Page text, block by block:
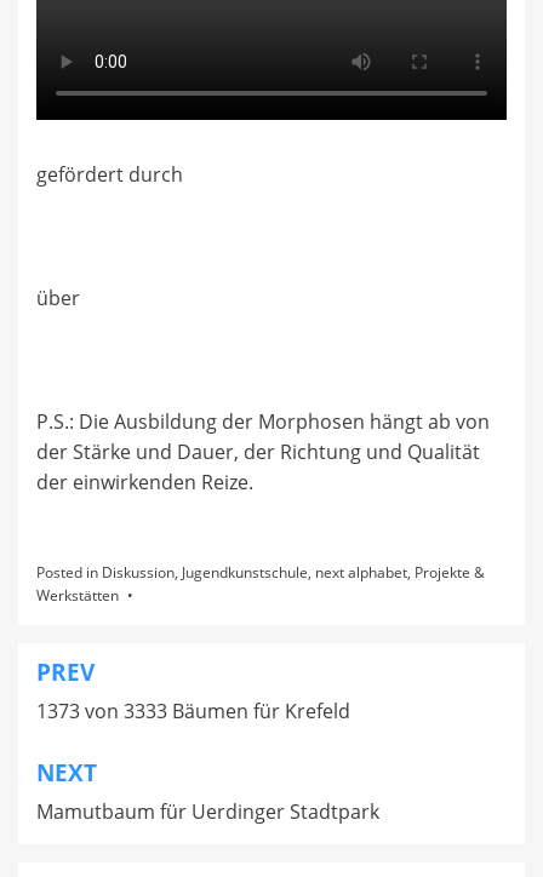
gefördert durch
über
P.S.: Die Ausbildung der Morphosen hängt ab von
der Stärke und Dauer, der Richtung und Qualität
der einwirkenden Reize.
Posted in Diskussion, Jugendkunstschule, next alphabet, Projekte &
Werkstätten
Beitragsnavigation
PREV
1373 von 3333 Bäumen für Krefeld
NEXT
Mamutbaum für Uerdinger Stadtpark